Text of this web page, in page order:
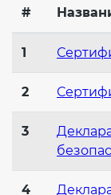
#
1
2
3
4